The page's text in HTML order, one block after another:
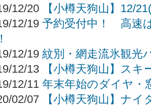
12/20
【小樽天狗山】12/
12/19 予約受付中！ 高速
12/19 紋別・網走流氷観
12/13
【小樽天狗山】ス
12/11 年末年始のダイヤ・
02/07
【小樽天狗山】ナ